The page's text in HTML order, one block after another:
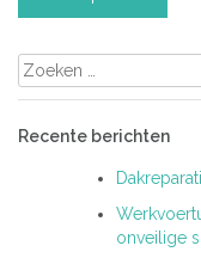
Zoeken
naar:
Recente berichten
onveilige